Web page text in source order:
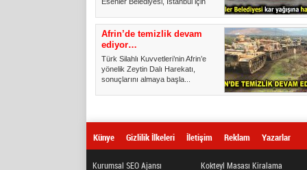
Afrin’de temizlik devam
ediyor…
Türk Silahlı Kuvvetleri’nin Afrin’e
yönelik Zeytin Dalı Harekatı,
sonuçlarını almaya başla...
Künye Gizlilik İlkeleri İletişim Reklam Yazarlar
Kurumsal SEO Ajansı
Kokteyl Masası Kiralama